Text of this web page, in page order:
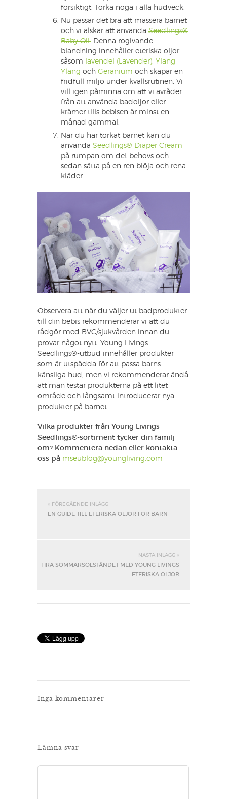
försiktigt. Torka noga i alla hudveck.
Nu passar det bra att massera barnet
och vi älskar att använda Seedlings®
Baby Oil. Denna rogivande
blandning innehåller eteriska oljor
såsom lavendel (Lavender), Ylang
Ylang och Geranium och skapar en
fridfull miljö under kvällsrutinen. Vi
vill igen påminna om att vi avråder
från att använda badoljor eller
krämer tills bebisen är minst en
månad gammal.
När du har torkat barnet kan du
använda Seedlings® Diaper Cream
på rumpan om det behövs och
sedan sätta på en ren blöja och rena
kläder.
Observera att när du väljer ut badprodukter
till din bebis rekommenderar vi att du
rådgör med BVC/sjukvården innan du
provar något nytt. Young Livings
Seedlings®-utbud innehåller produkter
som är utspädda för att passa barns
känsliga hud, men vi rekommenderar ändå
att man testar produkterna på ett litet
område och långsamt introducerar nya
produkter på barnet.
Vilka produkter från Young Livings
Seedlings®-sortiment tycker din familj
om? Kommentera nedan eller kontakta
oss på mseublog@youngliving.com
« FÖREGÅENDE INLÄGG
EN GUIDE TILL ETERISKA OLJOR FÖR BARN
NÄSTA INLÄGG »
FIRA SOMMARSOLSTÅNDET MED YOUNG LIVINGS
ETERISKA OLJOR
Inga kommentarer
Lämna svar